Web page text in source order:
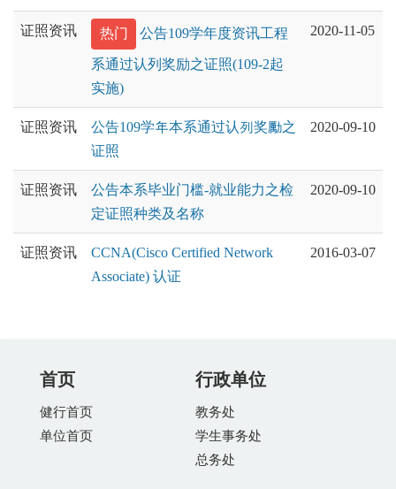
证照资讯 热门 公告109学年度资讯工程
系通过认列奖励之证照(109-2起
实施)
2020-11-05
证照资讯
公告109学年本系通过认列奖勵之
证照
2020-09-10
证照资讯
公告本系毕业门槛-就业能力之检
定证照种类及名称
2020-09-10
证照资讯
CCNA(Cisco Certified Network
Associate) 认证
2016-03-07
首页
健行首页
单位首页
行政单位
教务处
学生事务处
总务处